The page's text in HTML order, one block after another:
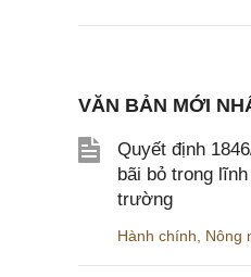
VĂN BẢN MỚI
Quyết định
bãi bỏ trong
trường
Hành chính Nông